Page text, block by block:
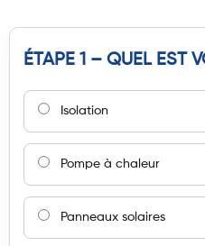
ÉTAPE 1 – QUEL EST
Isolation
Pompe à chaleur
Panneaux solaires